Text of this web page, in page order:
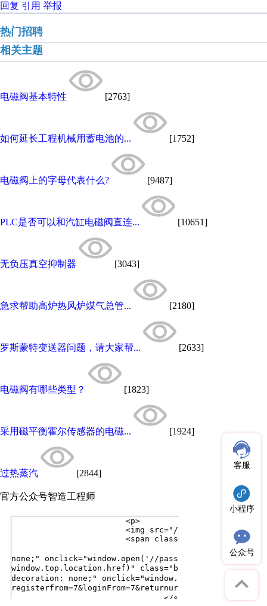
回复 引用 举报
热门招聘
相关主题
电磁阀基本特性 [2763]
如何延长工程机械用蓄电池的... [1752]
电磁阀上的字母代表什么? [9487]
PLC是否可以和汽缸电磁阀直连... [10651]
无负压真空抑制器 [3043]
急求帮助高炉热风炉煤气总管... [2180]
罗斯蒙特变送器问题，请大家帮... [2633]
电磁阀有哪些类型？ [1823]
采用磁平衡霍尔传感器的电磁... [1924]
过热蒸汽 [2844]
官方公众号智造工程师
客服
小程序
公众号